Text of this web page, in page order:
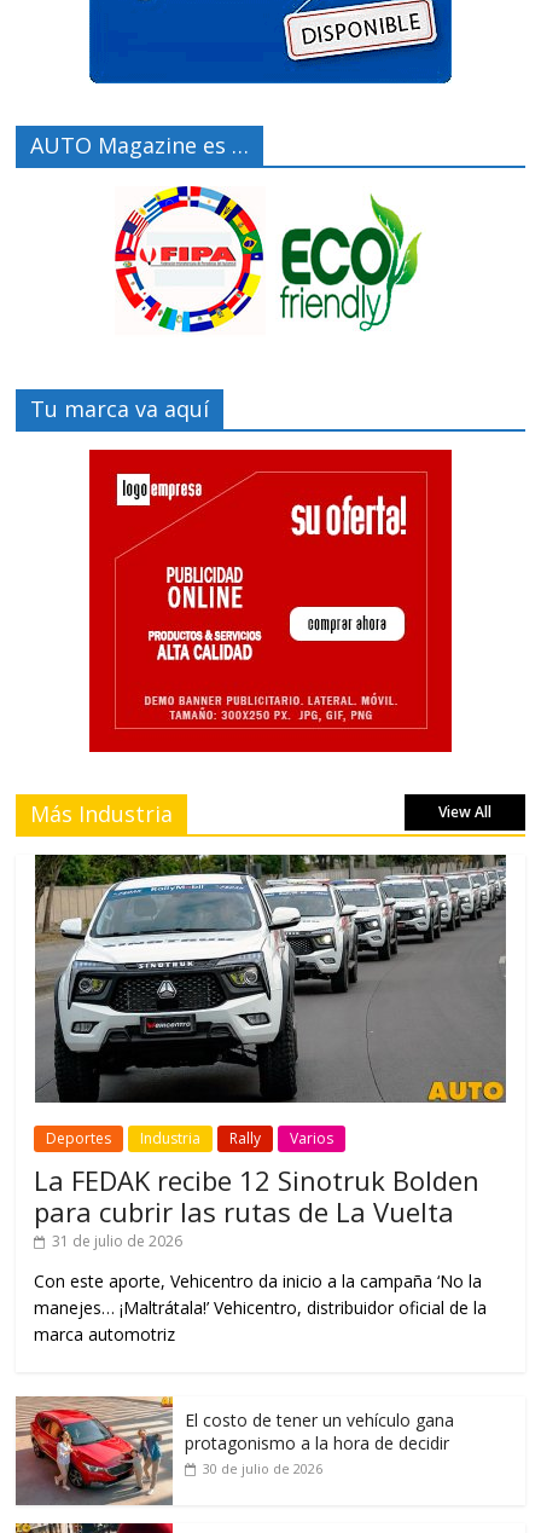
AUTO Magazine es …
Tu marca va aquí
Más Industria View All
Deportes Industria Rally Varios
La FEDAK recibe 12 Sinotruk Bolden
para cubrir las rutas de La Vuelta
31 de julio de 2026
Con este aporte, Vehicentro da inicio a la campaña ‘No la
manejes… ¡Maltrátala!’ Vehicentro, distribuidor oficial de la
marca automotriz
El costo de tener un vehículo gana
protagonismo a la hora de decidir
30 de julio de 2026